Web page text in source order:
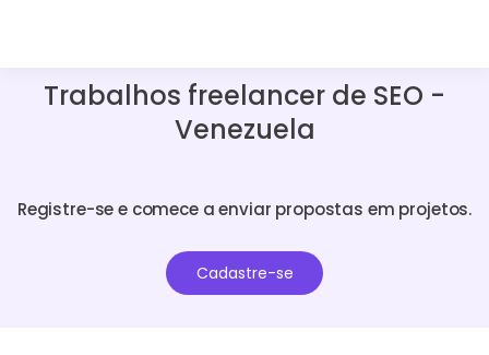
Trabalhos freelancer de SEO -
Venezuela
Registre-se e comece a enviar propostas em projetos.
Cadastre-se